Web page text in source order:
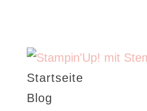
Startseite
Blog